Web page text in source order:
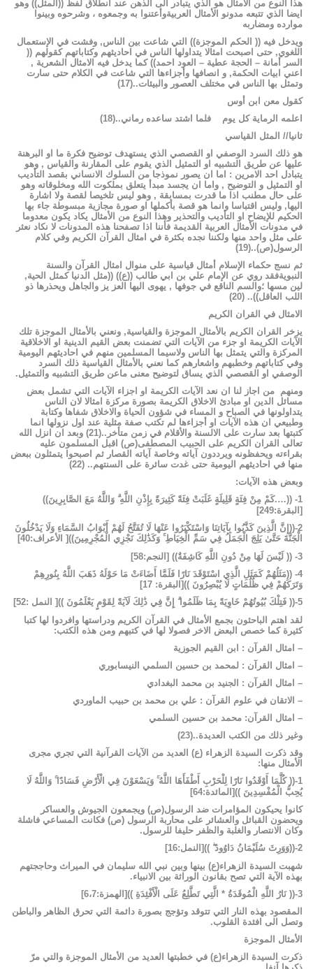
هذا النوع من الأمثال هو الذي يتبادر الى الذهن عند انطلاق لفظ ((المثل)) وهو
ايضا الذي تتبعه مدونو الأمثال العربيةوأعتنوا به وجمعوه ، وشرحوه وبينوا
موارده ومضاربه
ويدخل فيه (( الحكم الموجزة)) التي شاعت بين الناس, وفشت في الإستعمال
اللغوي, حتى اصبحت امثالا يتداولها الناس في احاديثهم وكتاباتهم كقولهم ((
السر
أمانة – الحجة عطية – العود احمد)) كما يدخل فيه الامثال الشعرية ,
اعني
ابيات الحكمة, و انصافها وأجزاءها التي شاعت في الكلام حتى سارت
وتمثل بها الناس في مختلف العصور والبيئات..
(
17
)
كقول معن ابن أوس
اعلمه الرماية كل يوم فلما اشتد ساعده رماني..
(
18
)
ثانيا// المثل القياسي
هو ذلك السرد الوصفي او القصصي الذي يستهدف توضيح فكرة ما او البرهنة
عليها عن طريق التشبيه او التمثيل الذي يقوم على المقارنة والقياس , وهو
يتبادل احد الامرين : اما ان يصور نموذجا من السلوك الانساني بقصد التأديب
او التمثيل و التوضيح , واما ان يجسد مبدأ يتعلق بملكوت الله ومخلوقاته وهو
على حال مطنب اذا ما قدرت بمسابقة , وهو ليس تلخيصا لقصة ولا اشارة
اليها, وليس اقتباسا وانما هو قصة بأكملها او صورة مجازية مبسوطة جاء بها
الحكيم للإيضاح او التأديب والتحذير وهذا النوع من الأمثال يكاد يكون معدوما
في مدونات الأمثال العربية القديمة فأننا اذا تصفحنا هذه المدونات لا نكاد نعثر
على مثل واحد منها ولكننا نجده بكثرة في امثال القرآن الكريم وفي كلام
الرسول(ص)..
(
19
)
ثم نسج حكماء الإسلام أمثال قياسية على منوال امثال القرآن والسنة
النبويةفقد روي عن الإمام علي بن ابي طالب ((ع)) ((مثل الدنيا كمثل الحية,
لين مسها ؛والسم الناقع في جوفها , يهوى اليها العز يز والجاهل ويحذرها ذو
اللب العاقل))..
(
20
)
الامثال في القران الكريم
يزخر
القران الكريم بالأمثال الموجزة والقياسية, ونعني بالأمثال الموجزة تلك
الآيات الكريمة او جزء من الآيات التي تضمنت بعض القيم الدينية او الاخلاقية
المركزة والتي يتمثل بها الناس ولاسيما المسلمين منهم في احاديثهم اليومية
وفي كتاباتهم وخطبهم واشعارهم كما نعني بالأمثال القياسية ذلك السرد
الوصفي او القصصي الذي يساق لتوضيح معنى ماعن طريق التشبيه والتمثيل.
ومنهم من اجاز لنا ان نعد الآيات الكريمة او اجزاء الآيات التي تشمل بعض
مسائل الدين او مبادئ الاخلاق الكريمة بصورة مركزة امثالا لان الناس
يتداولونها في الصباح و المساء في شؤون الحياة والاخلاق شفاها وكتابة
وطبيعي
ان هذه الآيات او أجزاءها لم تكتب صفة مثلية عند اول نزولها
انما
كتبتها بعد سارت على الالسنة والأقلام في زمن متأخر ..
(
21
) وبعد ان انزل الله
تعالى القران الكريم على الحبيب المصطفى(ص) اقبل المسلمون عليه
بقراءته ويحفظونه ويرددون آياته وخاصة آياته القصار ثم اصبحوا يتمثلون ببعض
منها في احاديثهم اليومية حتى غدت سائرة على السنتهم..
(
22
)
وبعض هذه الآيات:
1-
((
….كَمْ مِنْ فِئَةٍ قَلِيلَةٍ غَلَبَتْ فِئَةً كَثِيرَةً بِإِذْنِ اللَّهِ ۗ وَاللَّهُ مَعَ الصَّابِرِينَ))
[ البقرة:249]
2- ((إِنَّ الَّذِينَ كَذَّبُوا بِآيَاتِنَا وَاسْتَكْبَرُوا عَنْهَا لَا تُفَتَّحُ لَهُمْ أَبْوَابُ السَّمَاءِ وَلَا يَدْخُلُونَ
الْجَنَّةَ حَتَّىٰ يَلِجَ الْجَمَلُ فِي سَمِّ الْخِيَاطِ ۚ وَكَذَٰلِكَ نَجْزِي الْمُجْرِمِينَ))[ الأعراف:40]
3-
(( لَيْسَ لَهَا مِنْ دُونِ اللَّهِ كَاشِفَةٌ)) [ النجم:58]
4- ((مَثَلُهُمْ كَمَثَلِ الَّذِي اسْتَوْقَدَ نَارًا فَلَمَّا أَضَاءَتْ مَا حَوْلَهُ ذَهَبَ اللَّهُ بِنُورِهِمْ
وَتَرَكَهُمْ فِي ظُلُمَاتٍ لَا يُبْصِرُونَ ))
[ البقرة: 17]
5-
(( فَتِلْكَ بُيُوتُهُمْ خَاوِيَةً بِمَا ظَلَمُوا ۗ إِنَّ فِي ذَٰلِكَ لَآيَةً لِقَوْمٍ يَعْلَمُونَ ))
[ النمل :52]
لقد اهتم الباحثون بجمع الأمثال في القرآن الكريم ودراستها وافردوا لها كتبا
كثيرة كما خصص البعض الاخر فصولا لها في كتبهم ومن هذه الكتب:
– امثال القرآن : ابن القيم الجوزية
– امثال القرآن : لمحمد بن حسين السلمي النيسابوري
– امثال القرآن : الجنيد بن محمد البغدادي
– الاتقان في علوم القرآن : علي بن محمد بن حبيب الماوردي
– امثال القرآن: محمد بن حسين السلمي
وغير ذلك من الكتب العديدة..
(
23
)
وقد ذكرت السيدة الزهراء (ع) العديد من الآيات القرآنية التي تجري مجرى
الأمثال منها:
1-
(( كُلَّمَا أَوْقَدُوا نَارًا لِلْحَرْبِ أَطْفَأَهَا اللَّهُ ۚ وَيَسْعَوْنَ فِي الْأَرْضِ فَسَادًا ۚ وَاللَّهُ لَا
يُحِبُّ الْمُفْسِدِينَ ))
[ المائدة:64]
كانوا
يحيكون المؤامرات ضد الرسول(ص) ويجمعون الجيوش والعساكر
ويحضون القبائل والعشائر على محاربة الرسول (ص) فكانت المساعي فاشلة
وكان الانتصار والغلبة والظفر حليفا للرسول.
2- ((وَوَرِثَ سُلَيْمَانُ دَاوُودَ ۖ ))
[ النمل:16]
شهبت السيدة الزهراء(ع) بينها وبين نبي الله سليمان في الميراث وحاججتهم
بهذه الآية التي تصح بقانون الوراثة بين الانبياء.
3-
(( نَارُ اللَّهِ الْمُوقَدَةُ * الَّتِي تَطَّلِعُ عَلَى الْأَفْئِدَةِ ))
[ الهمزة:6 ،7]
المقصود بهذه النار التي تتوقد وتؤجج بصورة دائمة التي تحرق الظاهر والباطن
وتصل الى افئدة القلوب.
الأمثال الموجزة
ذكرت السيدة الزهراء(ع) في خطبتها العديد من الأمثال الموجزة والتي مرّ